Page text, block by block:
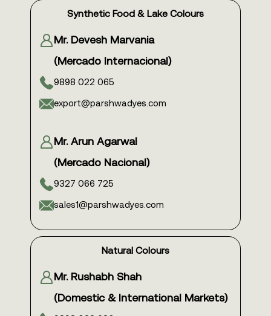
Synthetic Food & Lake Colours
Mr. Devesh Marvania
(Mercado Internacional)
9898 022 065
export@parshwadyes.com
Mr. Arun Agarwal
(Mercado Nacional)
9327 066 725
sales1@parshwadyes.com
Natural Colours
Mr. Rushabh Shah
(Domestic & International Markets)